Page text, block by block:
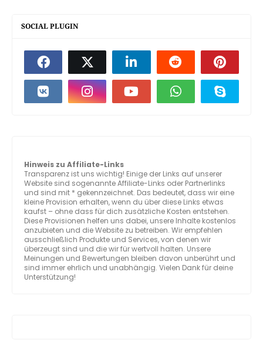
SOCIAL PLUGIN
Hinweis zu Affiliate-Links
Transparenz ist uns wichtig! Einige der Links auf unserer
Website sind sogenannte Affiliate-Links oder Partnerlinks
und sind mit * gekennzeichnet. Das bedeutet, dass wir eine
kleine Provision erhalten, wenn du über diese Links etwas
kaufst – ohne dass für dich zusätzliche Kosten entstehen.
Diese Provisionen helfen uns dabei, unsere Inhalte kostenlos
anzubieten und die Website zu betreiben. Wir empfehlen
ausschließlich Produkte und Services, von denen wir
überzeugt sind und die wir für wertvoll halten. Unsere
Meinungen und Bewertungen bleiben davon unberührt und
sind immer ehrlich und unabhängig. Vielen Dank für deine
Unterstützung!